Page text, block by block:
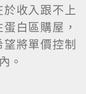
收入跟不上
白區購屋，
將單價控制
。